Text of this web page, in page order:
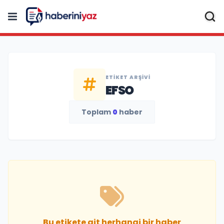
ETIKET ARŞIVI
EFSO
Toplam 0 haber